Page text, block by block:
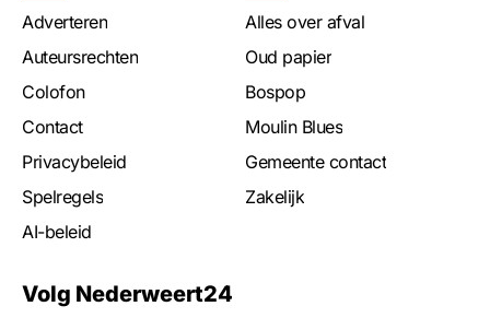
Adverteren
Auteursrechten
Colofon
Contact
Privacybeleid
Spelregels
AI-beleid
Alles over afval
Oud papier
Bospop
Moulin Blues
Gemeente contact
Zakelijk
Volg Nederweert24